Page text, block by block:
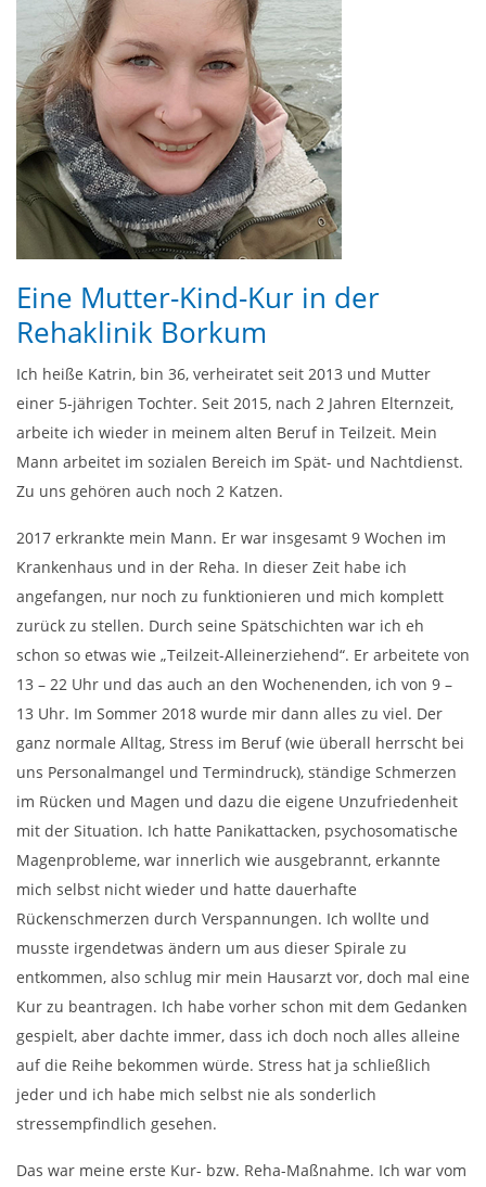
Eine Mutter-Kind-Kur in der
Rehaklinik Borkum
Ich heiße Katrin, bin 36, verheiratet seit 2013 und Mutter
einer 5-jährigen Tochter. Seit 2015, nach 2 Jahren Elternzeit,
arbeite ich wieder in meinem alten Beruf in Teilzeit. Mein
Mann arbeitet im sozialen Bereich im Spät- und Nachtdienst.
Zu uns gehören auch noch 2 Katzen.
2017 erkrankte mein Mann. Er war insgesamt 9 Wochen im
Krankenhaus und in der Reha. In dieser Zeit habe ich
angefangen, nur noch zu funktionieren und mich komplett
zurück zu stellen. Durch seine Spätschichten war ich eh
schon so etwas wie „Teilzeit-Alleinerziehend“. Er arbeitete von
13 – 22 Uhr und das auch an den Wochenenden, ich von 9 –
13 Uhr. Im Sommer 2018 wurde mir dann alles zu viel. Der
ganz normale Alltag, Stress im Beruf (wie überall herrscht bei
uns Personalmangel und Termindruck), ständige Schmerzen
im Rücken und Magen und dazu die eigene Unzufriedenheit
mit der Situation. Ich hatte Panikattacken, psychosomatische
Magenprobleme, war innerlich wie ausgebrannt, erkannte
mich selbst nicht wieder und hatte dauerhafte
Rückenschmerzen durch Verspannungen. Ich wollte und
musste irgendetwas ändern um aus dieser Spirale zu
entkommen, also schlug mir mein Hausarzt vor, doch mal eine
Kur zu beantragen. Ich habe vorher schon mit dem Gedanken
gespielt, aber dachte immer, dass ich doch noch alles alleine
auf die Reihe bekommen würde. Stress hat ja schließlich
jeder und ich habe mich selbst nie als sonderlich
stressempfindlich gesehen.
Das war meine erste Kur- bzw. Reha-Maßnahme. Ich war vom